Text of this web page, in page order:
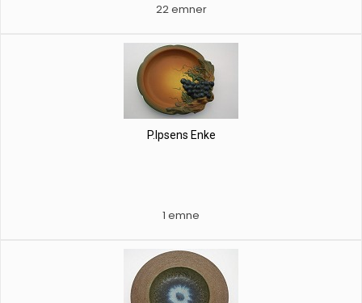
22 emner
P.Ipsens Enke
1 emne